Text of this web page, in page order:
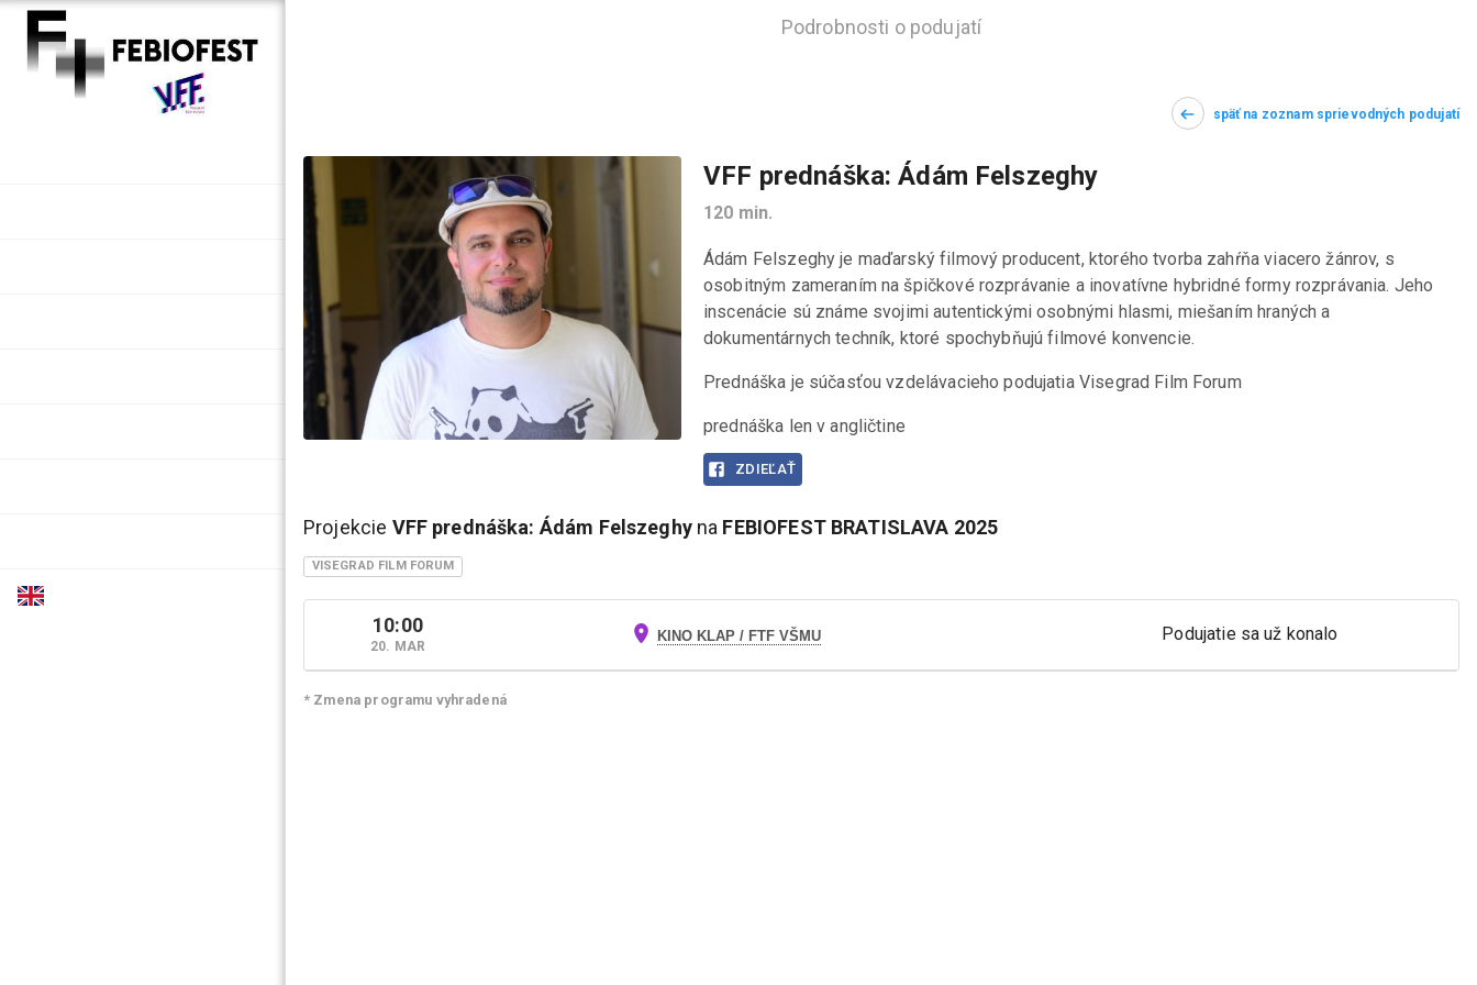
Podrobnosti o podujatí
späť na zoznam sprievodných podujatí
VFF prednáška: Ádám Felszeghy
120 min.
Ádám Felszeghy je maďarský filmový producent, ktorého tvorba zahŕňa viacero žánrov, s
osobitným zameraním na špičkové rozprávanie a inovatívne hybridné formy rozprávania. Jeho
inscenácie sú známe svojimi autentickými osobnými hlasmi, miešaním hraných a
dokumentárnych techník, ktoré spochybňujú filmové konvencie.
Prednáška je súčasťou vzdelávacieho podujatia Visegrad Film Forum
prednáška len v angličtine
ZDIEĽAŤ
Projekcie VFF prednáška: Ádám Felszeghyna FEBIOFEST BRATISLAVA 2025
VISEGRAD FILM FORUM
10:00
20. MAR
KINO KLAP / FTF VŠMU Podujatie sa už konalo
* Zmena programu vyhradená